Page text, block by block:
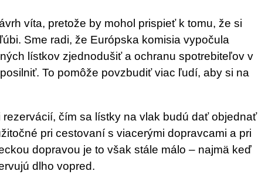
víta, pretože by mohol prispieť k tomu, že si
Sme radi, že Európska komisia vypočula
lístkov zjednodušiť a ochranu spotrebiteľov v
To pomôže povzbudiť viac ľudí, aby si na
čím sa lístky na vlak budú dať objednať
pri cestovaní s viacerými dopravcami a pri
dopravou je to však stále málo – najmä keď
dlho vopred.